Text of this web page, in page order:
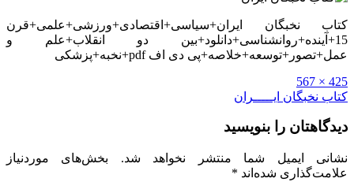
کتاب نخبگان ایران+سیاسی+اقتصادی+ورزشی+علمی+قرن
15+آینده+روانشناسی+دانلود+بین دو انقلاب+علم و
عمل+تصور+توسعه+خلاصه+پی دی اف pdf+نخبه+پزشکی
Full
size
425 × 567
راهبری
نوشته
کتاب نخبگان ایـــــران
دیدگاهتان را بنویسید
نشانی ایمیل شما منتشر نخواهد شد.
بخش‌های موردنیاز
علامت‌گذاری شده‌اند *